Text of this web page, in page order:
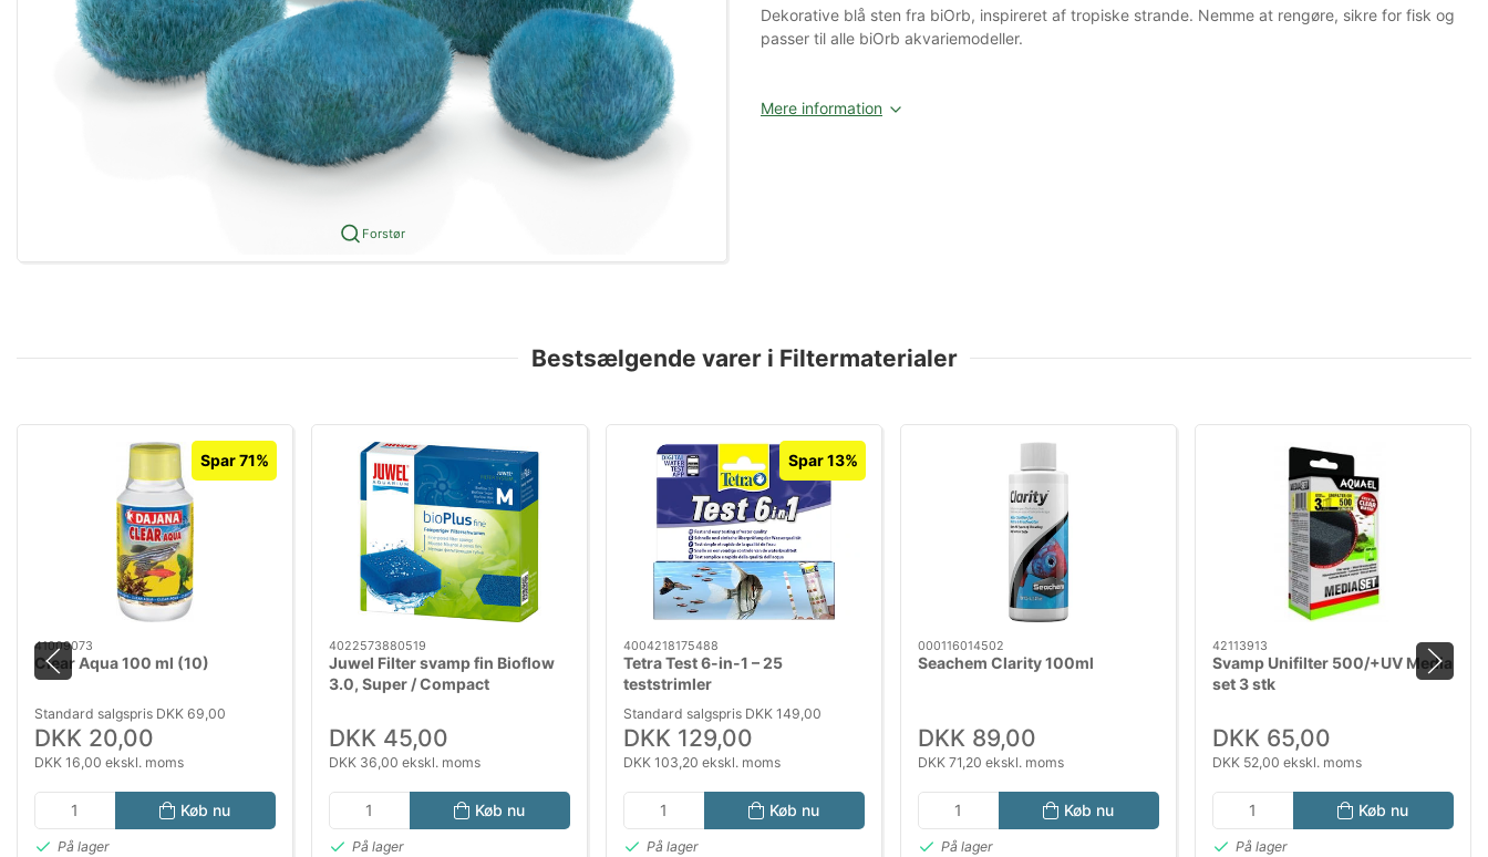
Forstør
Dekorative blå sten fra biOrb, inspireret af tropiske strande. Nemme at rengøre, sikre for fisk og
passer til alle biOrb akvariemodeller.
Mere information
Bestsælgende varer i Filtermaterialer
Spar 71%
41009073
Clear Aqua 100 ml (10)
Standard salgspris DKK 69,00
DKK 20,00
DKK 16,00 ekskl. moms
Køb nu
På lager
4022573880519
Juwel Filter svamp fin Bioflow
3.0, Super / Compact
DKK 45,00
DKK 36,00 ekskl. moms
Køb nu
På lager
Spar 13%
4004218175488
Tetra Test 6-in-1 – 25
teststrimler
Standard salgspris DKK 149,00
DKK 129,00
DKK 103,20 ekskl. moms
Køb nu
På lager
000116014502
Seachem Clarity 100ml
DKK 89,00
DKK 71,20 ekskl. moms
Køb nu
På lager
42113913
Svamp Unifilter 500/+UV Media
set 3 stk
DKK 65,00
DKK 52,00 ekskl. moms
Køb nu
På lager